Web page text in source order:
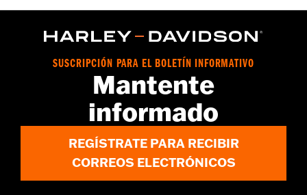
SUSCRIPCIÓN PARA EL BOLETÍN INFORMATIVO
Mantente
informado
REGÍSTRATE PARA RECIBIR
CORREOS ELECTRÓNICOS